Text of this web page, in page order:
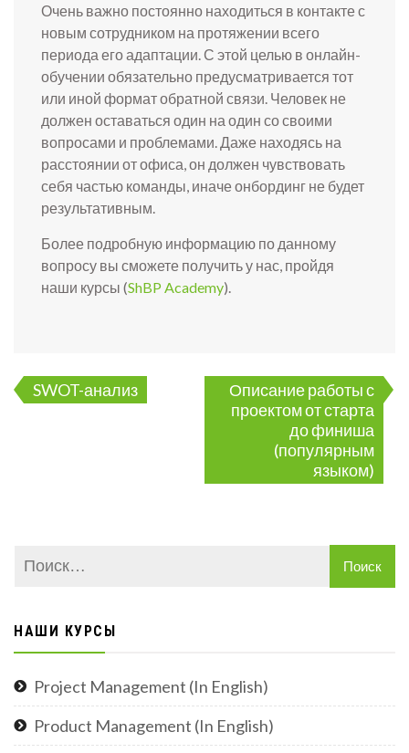
Очень важно постоянно находиться в контакте с
новым сотрудником на протяжении всего
периода его адаптации. С этой целью в онлайн-
обучении обязательно предусматривается тот
или иной формат обратной связи. Человек не
должен оставаться один на один со своими
вопросами и проблемами. Даже находясь на
расстоянии от офиса, он должен чувствовать
себя частью команды, иначе онбординг не будет
результативным.
Более подробную информацию по данному
вопросу вы сможете получить у нас, пройдя
наши курсы (ShBP Academy).
поSWOT-анализ
Описание работы с
проектом от старта
до финиша
(популярным
языком)
НАШИ КУРСЫ
Project Management (In English)
Product Management (In English)